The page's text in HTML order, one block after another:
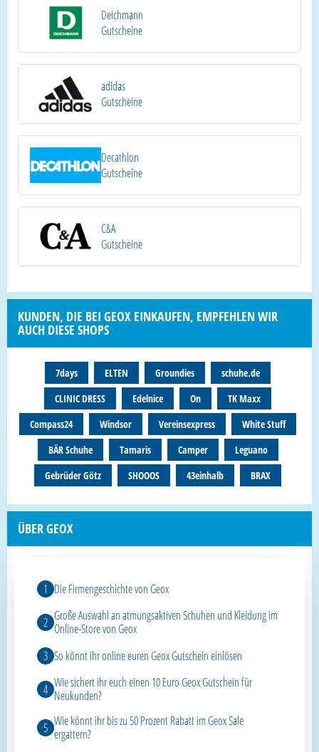
Deichmann
Gutscheine
adidas
Gutscheine
Decathlon
Gutscheine
C&A
Gutscheine
KUNDEN, DIE BEI GEOX EINKAUFEN, EMPFEHLEN WIR
AUCH DIESE SHOPS
7days ELTEN Groundies
schuhe.de
CLINIC DRESS
Edelnice On
TK Maxx
Compass24
Windsor Vereinsexpress
White Stuff
BÄR Schuhe
Tamaris Camper
Leguano
Gebrüder Götz
SHOOOS 43einhalb BRAX
ÜBER GEOX
Die Firmengeschichte von Geox
Große Auswahl an atmungsaktiven Schuhen und Kleidung im
Online-Store von Geox
So könnt ihr online euren Geox Gutschein einlösen
Wie sichert ihr euch einen 10 Euro Geox Gutschein für
Neukunden?
Wie könnt ihr bis zu 50 Prozent Rabatt im Geox Sale
ergattern?